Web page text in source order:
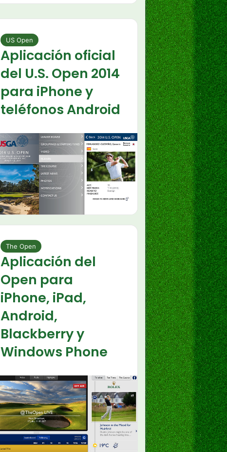
US Open
Aplicación oficial
del U.S. Open 2014
para iPhone y
teléfonos Android
The Open
Aplicación del
Open para
iPhone, iPad,
Android,
Blackberry y
Windows Phone